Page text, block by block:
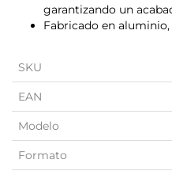
garantizando un
Fabricado en
SKU
EAN
Modelo
Formato